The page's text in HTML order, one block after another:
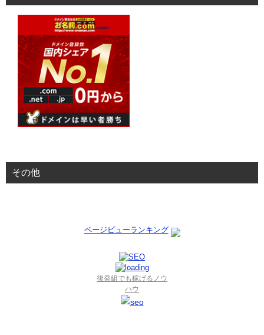
その他
ページビューランキング
後発組でも稼げるノウ
ハウ